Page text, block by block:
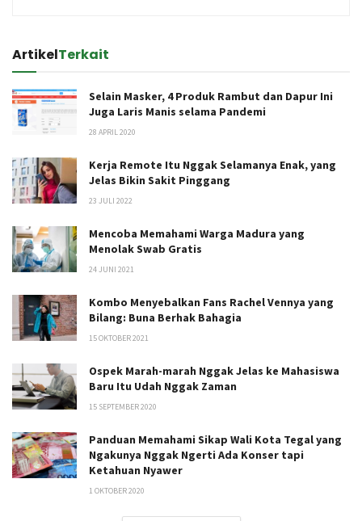
ArtikelTerkait
Selain Masker, 4 Produk Rambut dan Dapur Ini
Juga Laris Manis selama Pandemi
28 APRIL 2020
Kerja Remote Itu Nggak Selamanya Enak, yang
Jelas Bikin Sakit Pinggang
23 JULI 2022
Mencoba Memahami Warga Madura yang
Menolak Swab Gratis
24 JUNI 2021
Kombo Menyebalkan Fans Rachel Vennya yang
Bilang: Buna Berhak Bahagia
15 OKTOBER 2021
Ospek Marah-marah Nggak Jelas ke Mahasiswa
Baru Itu Udah Nggak Zaman
15 SEPTEMBER 2020
Panduan Memahami Sikap Wali Kota Tegal yang
Ngakunya Nggak Ngerti Ada Konser tapi
Ketahuan Nyawer
1 OKTOBER 2020